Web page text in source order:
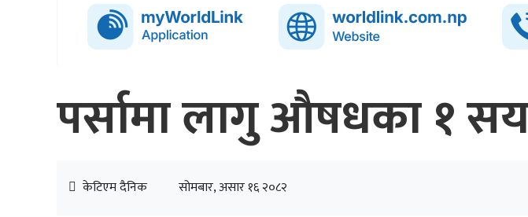
पर्सामा लागु औषधका १ सय
केटिएम दैनिक सोमबार, असार १६ २०८२